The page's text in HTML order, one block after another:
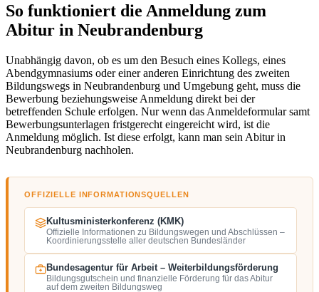
So funktioniert die Anmeldung zum
Abitur in Neubrandenburg
Unabhängig davon, ob es um den Besuch eines Kollegs, eines
Abendgymnasiums oder einer anderen Einrichtung des zweiten
Bildungswegs in Neubrandenburg und Umgebung geht, muss die
Bewerbung beziehungsweise Anmeldung direkt bei der
betreffenden Schule erfolgen. Nur wenn das Anmeldeformular samt
Bewerbungsunterlagen fristgerecht eingereicht wird, ist die
Anmeldung möglich. Ist diese erfolgt, kann man sein Abitur in
Neubrandenburg nachholen.
OFFIZIELLE INFORMATIONSQUELLEN
Kultusministerkonferenz (KMK)
Offizielle Informationen zu Bildungswegen und Abschlüssen –
Koordinierungsstelle aller deutschen Bundesländer
Bundesagentur für Arbeit – Weiterbildungsförderung
Bildungsgutschein und finanzielle Förderung für das Abitur
auf dem zweiten Bildungsweg